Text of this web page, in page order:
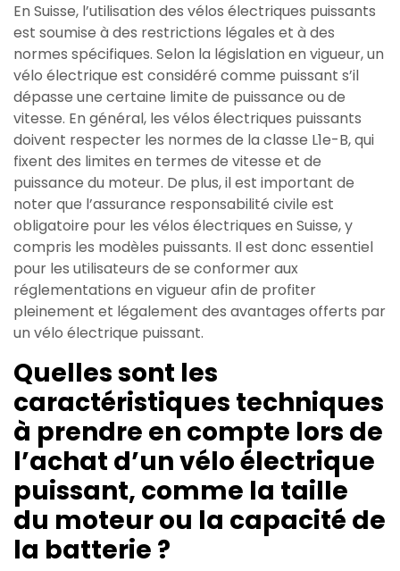
En Suisse, l’utilisation des vélos électriques puissants
est soumise à des restrictions légales et à des
normes spécifiques. Selon la législation en vigueur, un
vélo électrique est considéré comme puissant s’il
dépasse une certaine limite de puissance ou de
vitesse. En général, les vélos électriques puissants
doivent respecter les normes de la classe L1e-B, qui
fixent des limites en termes de vitesse et de
puissance du moteur. De plus, il est important de
noter que l’assurance responsabilité civile est
obligatoire pour les vélos électriques en Suisse, y
compris les modèles puissants. Il est donc essentiel
pour les utilisateurs de se conformer aux
réglementations en vigueur afin de profiter
pleinement et légalement des avantages offerts par
un vélo électrique puissant.
Quelles sont les
caractéristiques techniques
à prendre en compte lors de
l’achat d’un vélo électrique
puissant, comme la taille
du moteur ou la capacité de
la batterie ?